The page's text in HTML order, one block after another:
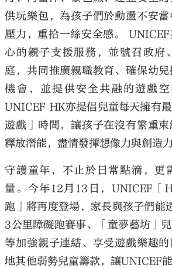
供玩樂包，為孩子們於動盪不安
壓力，重拾一絲安全感。
UNICEF
心的親子支援服務，並號召政府
庭，共同推廣親職教育、確保幼
機會，並提供安全共融的遊戲
UNICEF HK亦提倡兒童每天擁有
遊戲」時間，讓孩子在沒有繁重
釋放潛能，盡情發揮想像力與創造力
守護童年，不止於日常點滴，更
量。今年12月 13 日， UNICEF「
跑」將再度登場，家長與孩子們能
3公里障礙跑賽事、「童夢藝坊」
等加強親子連結、享受遊戲樂趣
地其他弱勢兒童籌款，讓UNICEF